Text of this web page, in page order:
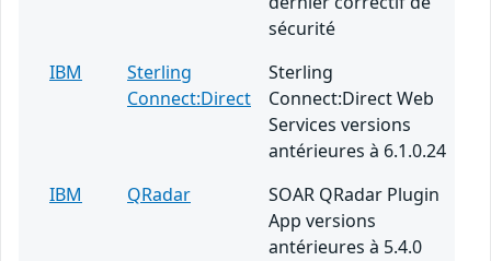
sécurité
IBM
Sterling
Connect:Direct
Sterling
Connect:Direct Web
Services versions
antérieures à 6.1.0.24
IBM
QRadar
SOAR QRadar Plugin
App versions
antérieures à 5.4.0